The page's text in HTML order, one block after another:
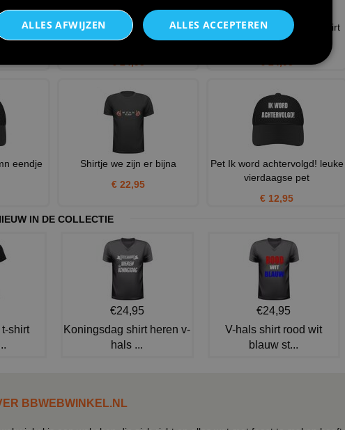
een
Sport shirt vierdaagse echte
mannen lopen de vier
€ 24,95
Vierdaagse dames sportshirt
echte vrouwen lopen de
€ 24,95
eendje
Shirtje we zijn er bijna
€ 22,95
Pet Ik word achtervolgd! leuke
vierdaagse pet
€ 12,95
IN DE COLLECTIE
shirt
€24,95
Koningsdag shirt heren v-
hals ...
€24,95
V-hals shirt rood wit
blauw st...
BBWEBWINKEL.NL
ALLES ACCEPTEREN
ALLES AFWIJZEN